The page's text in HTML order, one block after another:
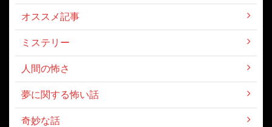
オススメ記事
ミステリー
人間の怖さ
夢に関する怖い話
奇妙な話